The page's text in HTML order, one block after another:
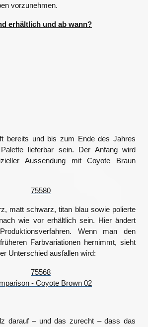
vorzunehmen.
erhältlich und ab wann?
bereits und bis zum Ende des Jahres
lieferbar sein. Der Anfang wird
Aussendung mit Coyote Braun
matt schwarz, titan blau sowie polierte
wie vor erhältlich sein. Hier ändert
Wenn man den
Farbvariationen hernimmt, sieht
Unterschied ausfallen wird:
darauf – und das zurecht – dass das